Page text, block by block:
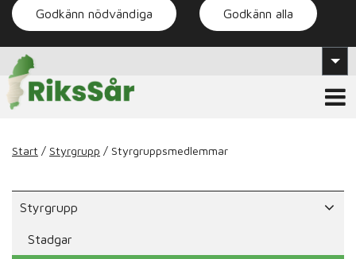
Godkänn nödvändiga Godkänn alla
Start / Styrgrupp / Styrgruppsmedlemmar
Styrgrupp
Stadgar